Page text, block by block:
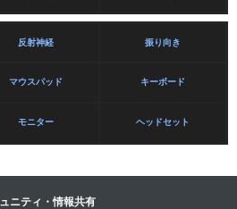
反射神経 振り向き
マウスパッド キーボード
モニター ヘッドセット
ニティ・情報共有